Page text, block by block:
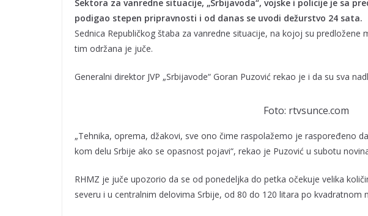
Sektora za vanredne situacije, „Srbijavoda“, vojske i policije je sa
podigao stepen pripravnosti i od danas se uvodi dežurstvo 24 sata.
Sednica Republičkog štaba za vanredne situacije, na kojoj su
tim održana je juče.
Generalni direktor JVP „Srbijavode“ Goran Puzović rekao je i da su sva
Foto: rtvsunce.com
„Tehnika, oprema, džakovi, sve ono čime raspolažemo je raspoređeno
kom delu Srbije ako se opasnost pojavi“, rekao je Puzović u subotu
RHMZ je juče upozorio da se od ponedeljka do petka očekuje velika
severu i u centralnim delovima Srbije, od 80 do 120 litara po